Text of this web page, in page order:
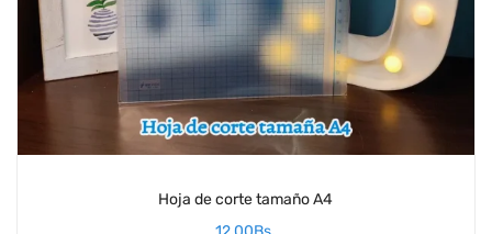
Hoja de corte tamaño A4